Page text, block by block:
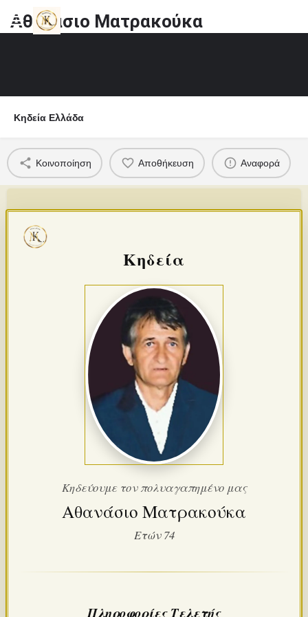
Αθανάσιο Ματρακούκα
Κηδεία Ελλάδα
Κοινοποίηση Αποθήκευση Αναφορά
Κηδεία
Κηδεύουμε τον πολυαγαπημένο μας
Αθανάσιο Ματρακούκα
Ετών 74
Πληροφορίες Τελετής